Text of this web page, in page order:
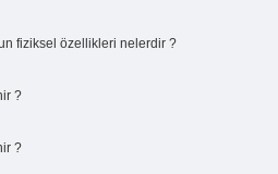
fiziksel özellikleri nelerdir ?
?
?